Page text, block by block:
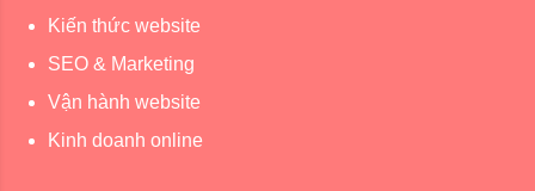
Kiến thức website
SEO & Marketing
Vận hành website
Kinh doanh online